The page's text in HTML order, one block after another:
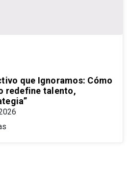
que Ignoramos: Cómo
redefine talento,